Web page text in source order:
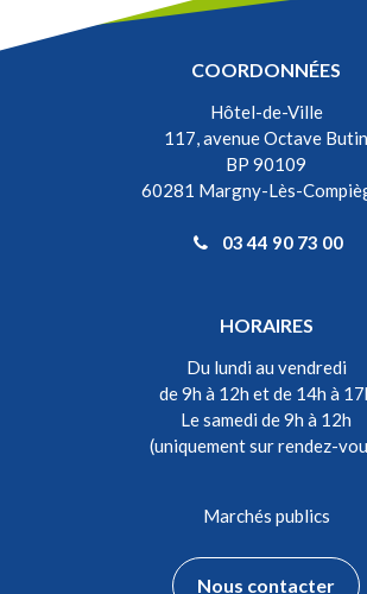
COORDONNÉES
Hôtel-de-Ville
117, avenue Octave Butin
BP 90109
60281 Margny-Lès-
03 44 90 73 00
HORAIRES
Du lundi au vendredi
de 9h à 12h et de 14h à
Le samedi de 9h à 12h
(uniquement sur rendez-
Marchés publics
Nous contacter